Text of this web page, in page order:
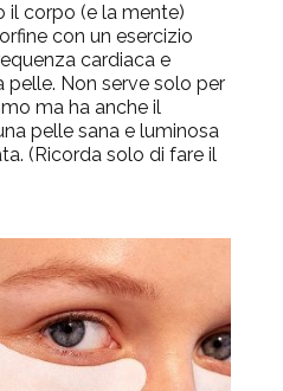
il corpo (e la mente)
con un esercizio
cardiaca e
pelle. Non serve solo per
ma ha anche il
pelle sana e luminosa
(Ricorda solo di fare il